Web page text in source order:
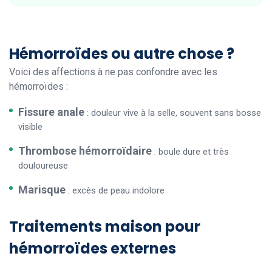
Hémorroïdes ou autre chose ?
Voici des affections à ne pas confondre avec les
hémorroïdes :
Fissure anale : douleur vive à la selle, souvent sans bosse
visible
Thrombose hémorroïdaire : boule dure et très
douloureuse
Marisque : excès de peau indolore
Traitements maison pour
hémorroïdes externes